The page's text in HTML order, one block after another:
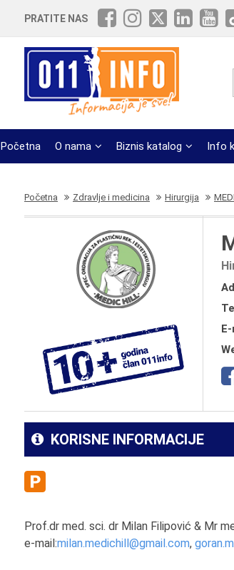
PRATITE NAS
Početna O nama Biznis katalog Info
Početna Zdravlje i medicina Hirurgija
KORISNE INFORMACIJE
Prof.dr med. sci. dr Milan Filipović & Mr
e-mail:milan.medichill@gmail.com,